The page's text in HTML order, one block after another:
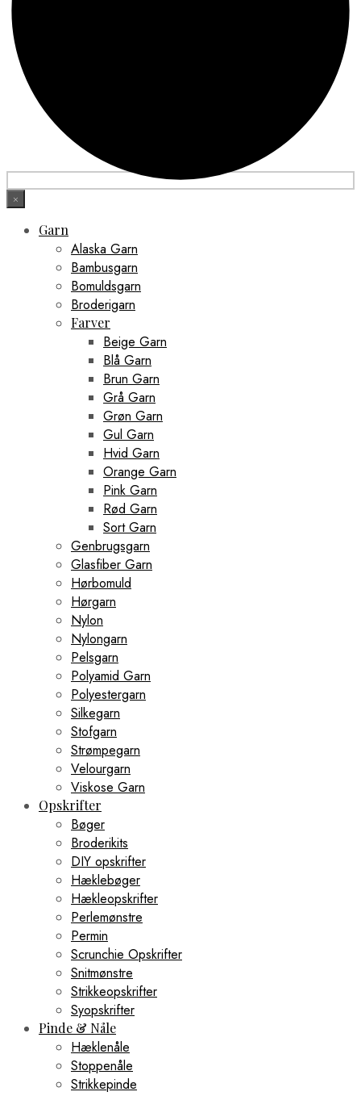
×
Garn
Alaska Garn
Bambusgarn
Bomuldsgarn
Broderigarn
Farver
Beige Garn
Blå Garn
Brun Garn
Grå Garn
Grøn Garn
Gul Garn
Hvid Garn
Orange Garn
Pink Garn
Rød Garn
Sort Garn
Genbrugsgarn
Glasfiber Garn
Hørbomuld
Hørgarn
Nylon
Nylongarn
Pelsgarn
Polyamid Garn
Polyestergarn
Silkegarn
Stofgarn
Strømpegarn
Velourgarn
Viskose Garn
Opskrifter
Bøger
Broderikits
DIY opskrifter
Hæklebøger
Hækleopskrifter
Perlemønstre
Permin
Scrunchie Opskrifter
Snitmønstre
Strikkeopskrifter
Syopskrifter
Pinde & Nåle
Hæklenåle
Stoppenåle
Strikkepinde